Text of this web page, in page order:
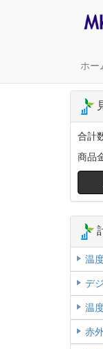
ホー
合計
商品
温
デ
温
赤